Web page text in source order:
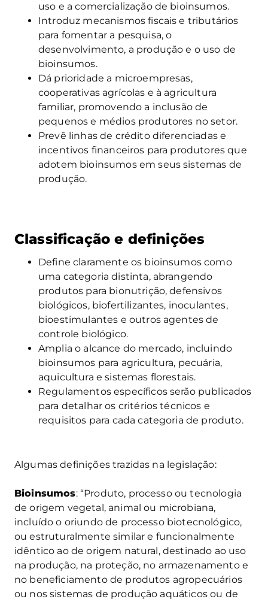
uso e a comercialização de bioinsumos.
Introduz mecanismos fiscais e tributários
para fomentar a pesquisa, o
desenvolvimento, a produção e o uso de
bioinsumos.
Dá prioridade a microempresas,
cooperativas agrícolas e à agricultura
familiar, promovendo a inclusão de
pequenos e médios produtores no setor.
Prevê linhas de crédito diferenciadas e
incentivos financeiros para produtores que
adotem bioinsumos em seus sistemas de
produção.
Classificação e definições
Define claramente os bioinsumos como
uma categoria distinta, abrangendo
produtos para bionutrição, defensivos
biológicos, biofertilizantes, inoculantes,
bioestimulantes e outros agentes de
controle biológico.
Amplia o alcance do mercado, incluindo
bioinsumos para agricultura, pecuária,
aquicultura e sistemas florestais.
Regulamentos específicos serão publicados
para detalhar os critérios técnicos e
requisitos para cada categoria de produto.
Algumas definições trazidas na legislação:
Bioinsumos: “Produto, processo ou tecnologia
de origem vegetal, animal ou microbiana,
incluído o oriundo de processo biotecnológico,
ou estruturalmente similar e funcionalmente
idêntico ao de origem natural, destinado ao uso
na produção, na proteção, no armazenamento e
no beneficiamento de produtos agropecuários
ou nos sistemas de produção aquáticos ou de